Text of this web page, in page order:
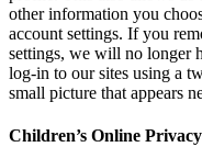
other information you
account settings. If you
settings, we will no longer
log-in to our sites using a
small picture that appears
Children’s Online